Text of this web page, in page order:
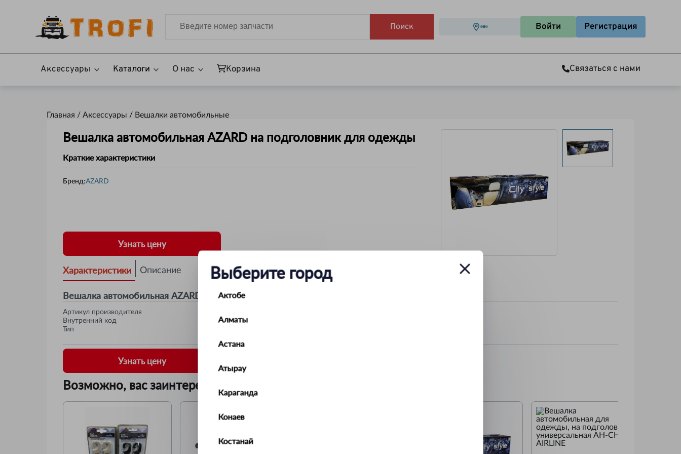
Поиск
Выберите город
Актобе
Алматы
Астана
Атырау
Караганда
Конаев
Костанай
Войти Регистрация
Аксессуары Каталоги О нас Корзина Связаться с нами
Главная / Аксессуары / Вешалки автомобильные
Вешалка автомобильная AZARD на подголовник для одежды
Краткие характеристики
Бренд:AZARD
Узнать цену
Характеристики Описание
Вешалка автомобильная AZARD на подголовник для одежды
Артикул производителя
Внутренний код
Тип
Узнать цену
Возможно, вас заинтересует